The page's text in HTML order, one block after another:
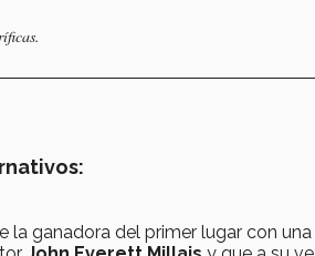
:
la ganadora del primer lugar con una